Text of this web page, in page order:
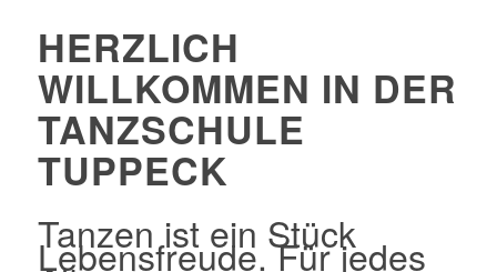
HERZLICH
WILLKOMMEN IN DER
TANZSCHULE
TUPPECK
Tanzen ist ein Stück
Lebensfreude. Für jedes